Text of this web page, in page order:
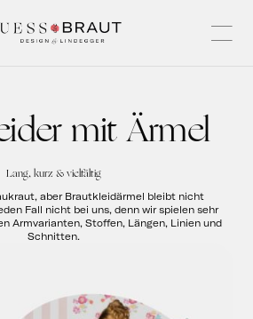
mit Ärmel
Lang, kurz & vielfältig
aber Brautkleidärmel bleibt nicht
Fall nicht bei uns, denn wir spielen sehr
Armvarianten, Stoffen, Längen, Linien und
Schnitten.